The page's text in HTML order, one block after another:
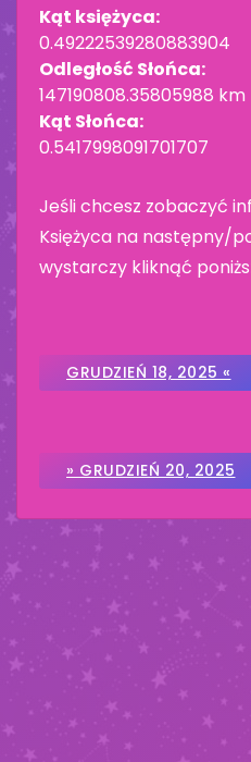
Kąt księżyca:
0.49222539280883904
Odległość Słońca:
147190808.35805988 km
Kąt Słońca:
0.5417998091701707
Jeśli chcesz zobaczyć
Księżyca na następny/
wystarczy kliknąć
GRUDZIEŃ 18, 2025 «
» GRUDZIEŃ 20, 2025